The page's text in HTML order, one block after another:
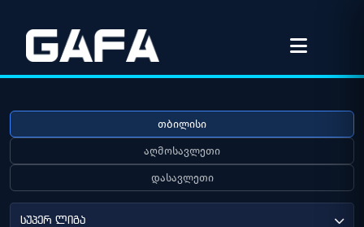
თბილისი
აღმოსავლეთი
დასავლეთი
სუპერ ლიგა